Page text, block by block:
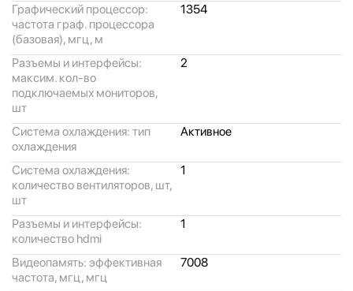
Графический процессор:
частота граф. процессора
(базовая), мгц, м
1354
Разъемы и интерфейсы:
максим. кол-во
подключаемых мониторов,
шт
2
Система охлаждения: тип
охлаждения
Активное
Система охлаждения:
количество вентиляторов, шт,
шт
1
Разъемы и интерфейсы:
количество hdmi
1
Видеопамять: эффективная
частота, мгц, мгц
7008